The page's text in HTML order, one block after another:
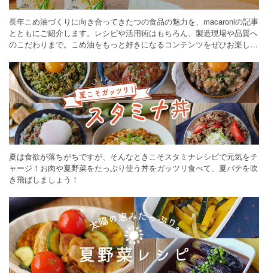
長年こめ油づくりに向き合ってきたつの食品の魅力を、macaroniの記事
とともにご紹介します。レシピや活用術はもちろん、製造現場や品質へ
のこだわりまで。こめ油をもっと好きになるコンテンツをぜひお楽しみ
夏は食欲が落ちがちですが、そんなときこそスタミナレシピで元気をチ
ャージ！お肉や夏野菜をたっぷり使う丼をガッツリ食べて、夏バテを吹
き飛ばしましょう！